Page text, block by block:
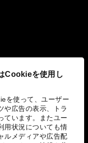
Cookieを使用し
を使って、ユーザー
や広告の表示、トラ
ています。またユー
用状況についても情
ルメディアや広告配